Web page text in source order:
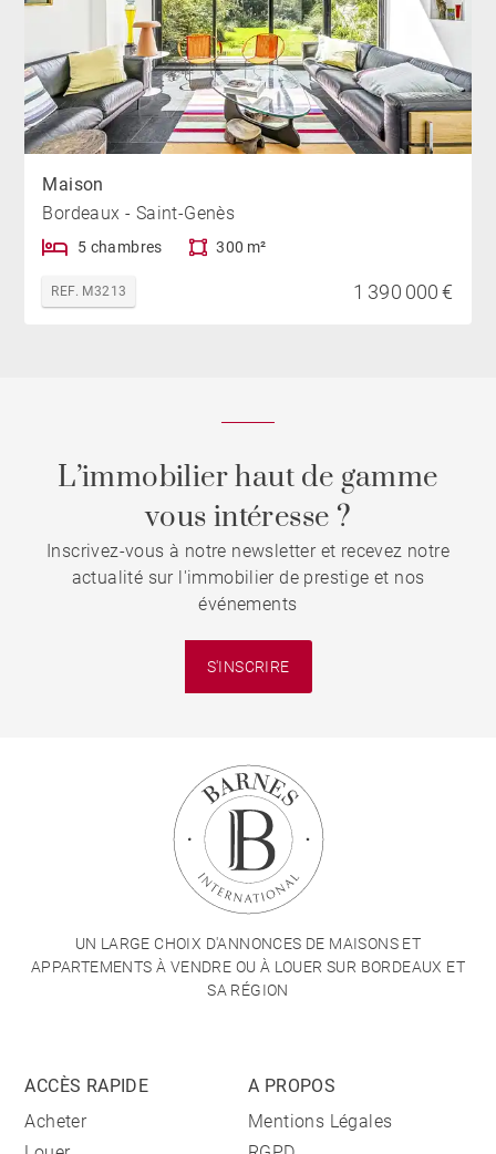
Maison
Bordeaux - Saint-Genès
5 chambres 300 m²
REF. M3213 1 390 000 €
L’immobilier haut de gamme
vous intéresse ?
Inscrivez-vous à notre newsletter et recevez notre
actualité sur l'immobilier de prestige et nos
événements
S'INSCRIRE
UN LARGE CHOIX D'ANNONCES DE MAISONS ET
APPARTEMENTS À VENDRE OU À LOUER SUR BORDEAUX ET
SA RÉGION
ACCÈS RAPIDE
Acheter
A PROPOS
Mentions Légales